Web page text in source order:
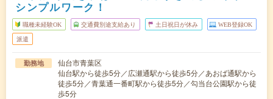
シンプルワーク！
職種未経験OK 交通費別途支給あり 土日祝日が休み WEB登録OK
派遣
勤務地
仙台市青葉区
仙台駅から徒歩5分／広瀬通駅から徒歩5分／あおば通駅から
徒歩5分／青葉通一番町駅から徒歩5分／勾当台公園駅から徒
歩5分